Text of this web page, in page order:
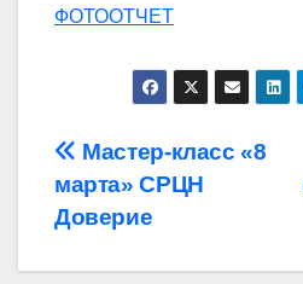
ФОТООТЧЕТ
Навигация
по
записям
Мастер-класс «8
марта» СРЦН
Доверие